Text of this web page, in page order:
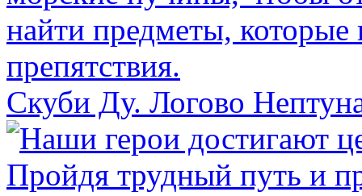
Скуби Ду. Логово